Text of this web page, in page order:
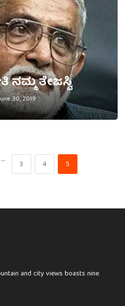
ನಮ್ಮ ತೇಜಸ್ವಿ
30, 2019
… 3 4 5
and city views boasts nine